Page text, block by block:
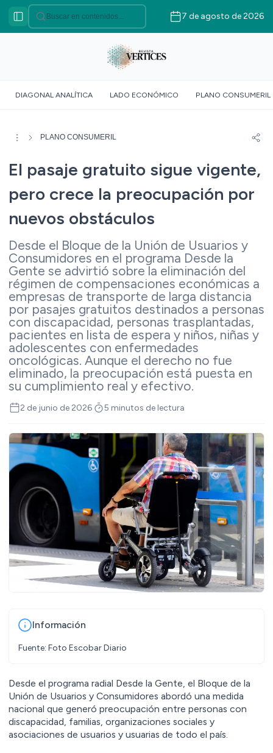
VÉRTICES ASOCIATIVO
VÉRTICES SOBERANÍA
VÉRTICES SUR GLOBAL
DOSSIER GEOMÉTRICO
7 de agosto de 2026
DIAGONAL ANALÍTICA LADO ECONÓMICO PLANO CONSUMERIL
PLANO CONSUMERIL
El pasaje gratuito sigue vigente,
pero crece la preocupación por
nuevos obstáculos
Desde el Bloque de la Unión de Usuarios y
Consumidores en el programa Desde la
Gente se advirtió sobre la eliminación del
régimen de compensaciones económicas a
empresas de transporte de larga distancia
por pasajes gratuitos destinados a personas
con discapacidad, personas trasplantadas,
pacientes en lista de espera y niños, niñas y
adolescentes con enfermedades
oncológicas. Aunque el derecho no fue
eliminado, la preocupación está puesta en
su cumplimiento real y efectivo.
2 de junio de 2026 5 minutos de lectura
Información
Fuente: Foto Escobar Diario
Desde el programa radial Desde la Gente, el Bloque de la
Unión de Usuarios y Consumidores abordó una medida
nacional que generó preocupación entre personas con
discapacidad, familias, organizaciones sociales y
asociaciones de usuarios y usuarias de todo el país.